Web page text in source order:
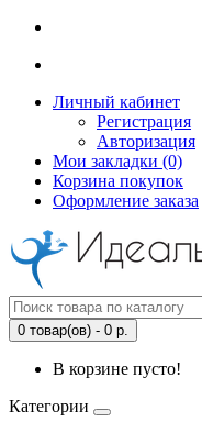
Личный кабинет
Регистрация
Авторизация
Мои закладки (0)
Корзина покупок
Оформление заказа
0 товар(ов) - 0 р.
В корзине пусто!
Категории